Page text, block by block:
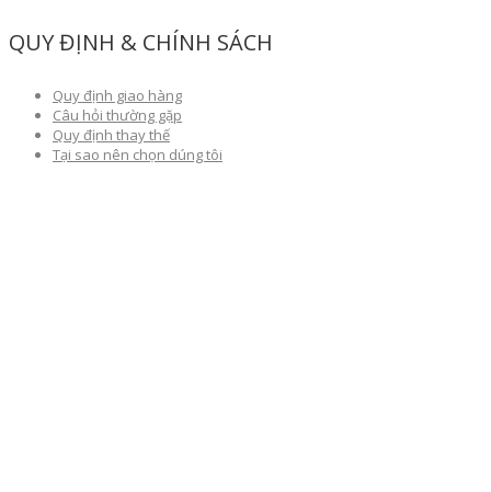
QUY ĐỊNH & CHÍNH SÁCH
Quy định giao hàng
Câu hỏi thường gặp
Quy định thay thế
Tại sao nên chọn dúng tôi